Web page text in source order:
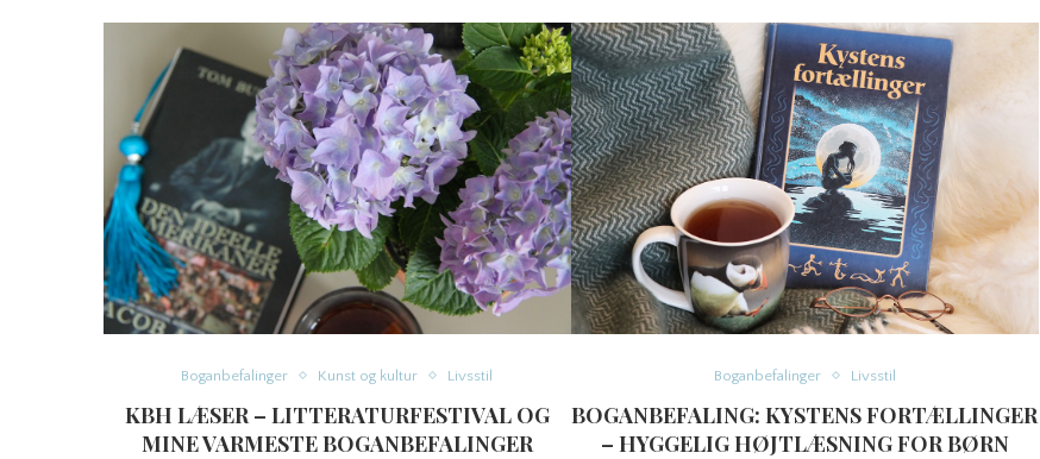
Boganbefalinger Kunst og kultur Livsstil
KBH LÆSER – LITTERATURFESTIVAL OG
MINE VARMESTE BOGANBEFALINGER
Boganbefalinger Livsstil
BOGANBEFALING: KYSTENS FORTÆLLINGER
– HYGGELIG HØJTLÆSNING FOR BØRN